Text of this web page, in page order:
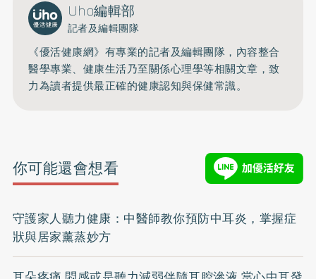
Uho編輯部
記者及編輯團隊
《優活健康網》有專業的記者及編輯團隊，內容整合
醫學專業、健康生活乃至關係心理學等相關文章，致
力為讀者提供最正確的健康認知與保健常識。
你可能還會想看
守護家人聽力健康：中醫師教你預防中耳炎，掌握症
狀與居家薰蒸妙方